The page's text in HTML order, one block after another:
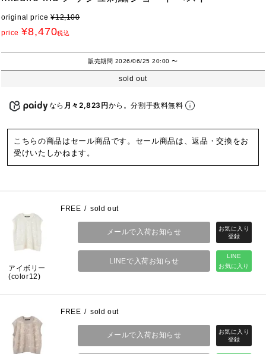
original price ¥12,100
price ¥8,470税込
販売期間 2026/06/25 20:00〜
sold out
なら 月々2,823円から。分割手数料無料
こちらの商品はセール商品です。セール商品は、返品・交換をお
受けいたしかねます。
アイボリー
(color12)
FREE sold out
LINE
お気に入り
メールで入荷お知らせ
LINEで入荷お知らせ
FREE sold out
メールで入荷お知らせ